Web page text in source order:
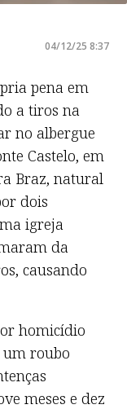
04/12/25 8:37
pena em
a tiros na
no albergue
Castelo, em
Braz, natural
dois
igreja
da
causando
homicídio
roubo
meses e dez